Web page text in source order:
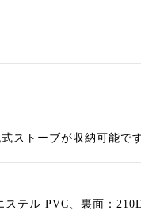
ストーブが収納可能で
ステル PVC、裏面：